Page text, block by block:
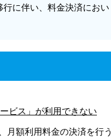
に伴い、料金決済におい
ビス」が利用できない
月額利用料金の決済を行う